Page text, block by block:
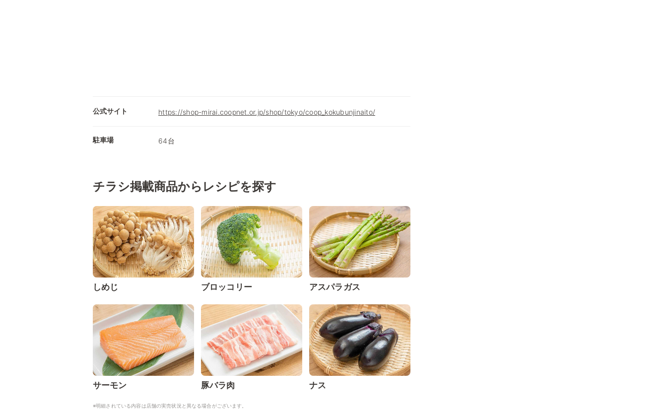
公式サイト https://shop-mirai.coopnet.or.jp/shop/tokyo/coop_kokubunjinaito/
駐車場 64台
チラシ掲載商品からレシピを探す
しめじ ブロッコリー アスパラガス
サーモン 豚バラ肉 ナス
※明細されている内容は店舗の実売状況と異なる場合がございます。